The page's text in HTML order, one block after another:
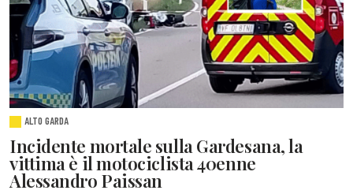
ALTO GARDA
Incidente mortale sulla Gardesana, la
vittima è il motociclista 40enne
Alessandro Paissan